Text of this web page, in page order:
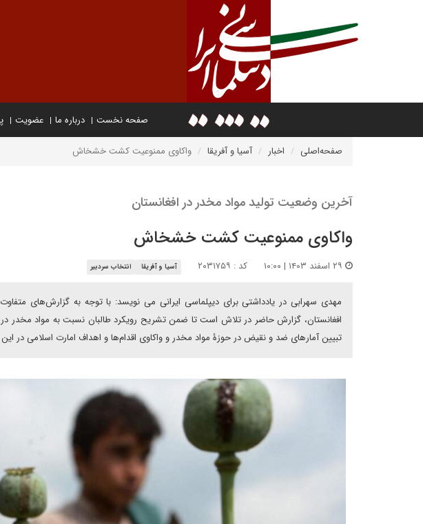
صفحه نخست درباره ما عضویت
صفحه‌اصلی اخبار آسیا و آفریقا واکاوی ممنوعیت کشت خشخاش
آخرین وضعیت تولید مواد مخدر در افغانستان
واکاوی ممنوعیت کشت خشخاش
کد : ۲۰۳۱۷۵۹ آسیا و آفریقا انتخاب سردبیر
مهدی سهرابی در یادداشتی برای دیپلماسی ایرانی می نویسد: با توجه به گزارش‌های
افغانستان، گزارش حاضر در تلاش است تا ضمن تشریح رویکرد طالبان نسبت به مواد مخدر
تبیین آمارهای ضد و نقیض در حوزۀ مواد مخدر و واکاوی اقدام‌ها و اهداف امارت اسلامی در